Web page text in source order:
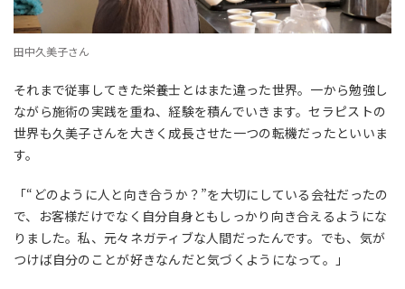
田中久美子さん
それまで従事してきた栄養士とはまた違った世界。一から勉強し
ながら施術の実践を重ね、経験を積んでいきます。セラピストの
世界も久美子さんを大きく成長させた一つの転機だったといいま
す。
「“どのように人と向き合うか？”を大切にしている会社だったの
で、お客様だけでなく自分自身ともしっかり向き合えるようにな
りました。私、元々ネガティブな人間だったんです。でも、気が
つけば自分のことが好きなんだと気づくようになって。」